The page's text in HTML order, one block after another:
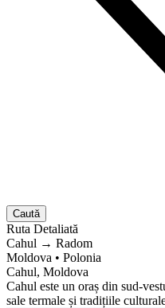
Caută
Ruta Detaliată
Cahul → Radom
Moldova • Polonia
Cahul, Moldova
Cahul este un oraș din sud-
sale termale și tradițiile